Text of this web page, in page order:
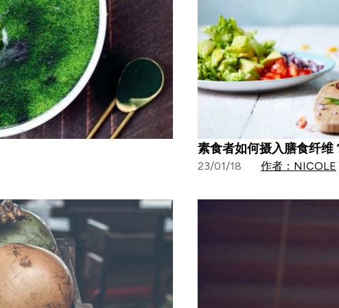
素食者如何摄入膳食纤维
23/01/18 作者：NICOLE